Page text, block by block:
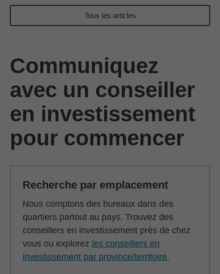
Tous les articles
Communiquez
avec un conseiller
en investissement
pour commencer
Recherche par emplacement
Nous comptons des bureaux dans des
quartiers partout au pays. Trouvez des
conseillers en investissement près de chez
vous ou explorez les conseillers en
investissement par province/territoire.